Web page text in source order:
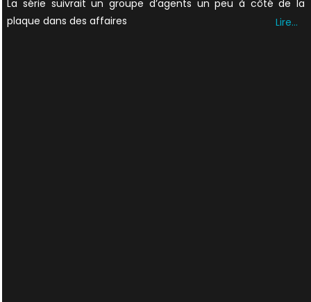
La série suivrait un groupe d’agents un peu à côté de la
plaque dans des affaires
Lire…